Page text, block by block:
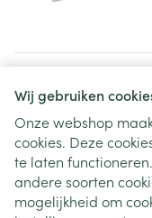
Wij gebruiken
Onze webshop
cookies. Deze
te laten
andere soorten
mogelijkheid om
ernstige
verwikkelingen
Gevoel van
Juridische links